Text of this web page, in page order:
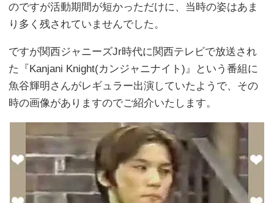
のですが活動期間が短かっただけに、当時の姿はあま
り多く残されていませんでした。
ですが関西ジャニーズJr時代に関西テレビで放送され
た『Kanjani Knight(カンジャニナイト)』という番組に
魚谷輝明さんがレギュラー出演していたようで、その
時の画像がありますのでご紹介いたします。